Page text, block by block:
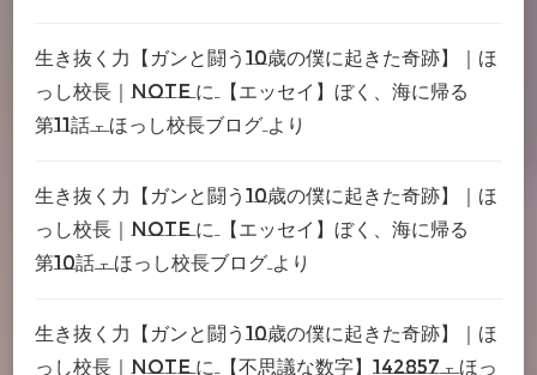
生き抜く力【ガンと闘う10歳の僕に起きた奇跡】｜ほ
っし校長｜note に
【エッセイ】ぼく、海に帰る
第11話 – ほっし校長ブログ より
生き抜く力【ガンと闘う10歳の僕に起きた奇跡】｜ほ
っし校長｜note に
【エッセイ】ぼく、海に帰る
第10話 – ほっし校長ブログ より
生き抜く力【ガンと闘う10歳の僕に起きた奇跡】｜ほ
っし校長｜note に
【不思議な数字】142857 – ほっ